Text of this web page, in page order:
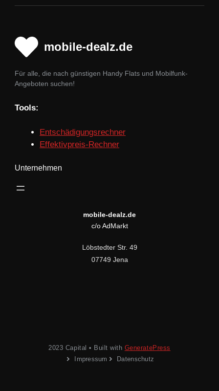
mobile-dealz.de
Für alle, die nach günstigen Handy Flats und Mobilfunk-
Angeboten suchen!
Tools:
Entschädigungsrechner
Effektivpreis-Rechner
Unternehmen
mobile-dealz.de
c/o AdMarkt
Löbstedter Str. 49
07749 Jena
2023 Capital • Built with GeneratePress
Impressum
Datenschutz